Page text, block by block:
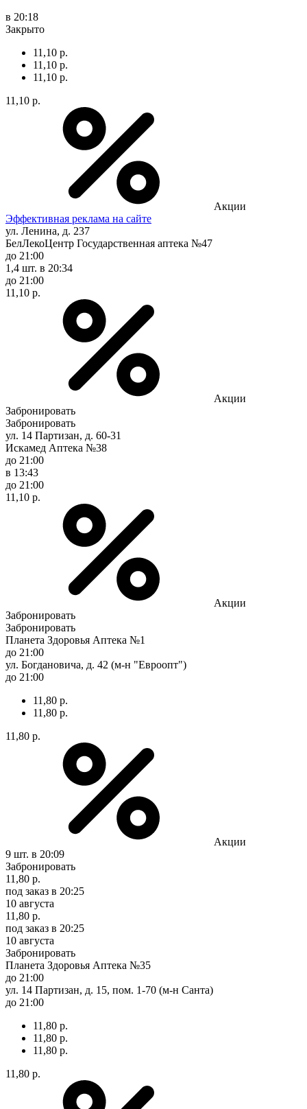
в 20:18
Закрыто
11,10 р.
11,10 р.
11,10 р.
11,10 р.
Акции
Эффективная реклама на сайте
ул. Ленина, д. 237
БелЛекоЦентр Государственная аптека №47
до 21:00
1,4 шт. в 20:34
до 21:00
11,10 р.
Акции
Забронировать
Забронировать
ул. 14 Партизан, д. 60-31
Искамед Аптека №38
до 21:00
в 13:43
до 21:00
11,10 р.
Акции
Забронировать
Забронировать
Планета Здоровья Аптека №1
до 21:00
ул. Богдановича, д. 42 (м-н "Евроопт")
до 21:00
11,80 р.
11,80 р.
11,80 р.
Акции
9 шт. в 20:09
Забронировать
11,80 р.
под заказ в 20:25
10 августа
11,80 р.
под заказ в 20:25
10 августа
Забронировать
Планета Здоровья Аптека №35
до 21:00
ул. 14 Партизан, д. 15, пом. 1-70 (м-н Санта)
до 21:00
11,80 р.
11,80 р.
11,80 р.
11,80 р.